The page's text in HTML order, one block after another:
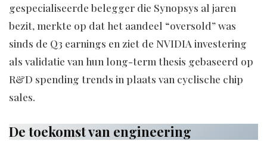
gespecialiseerde belegger die Synopsys al jaren
bezit, merkte op dat het aandeel “oversold” was
sinds de Q3 earnings en ziet de NVIDIA investering
als validatie van hun long-term thesis gebaseerd op
R&D spending trends in plaats van cyclische chip
sales.
De toekomst van engineering